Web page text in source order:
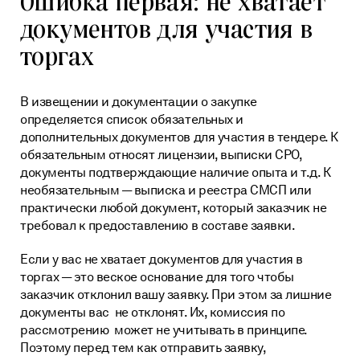
Контакты
Реквизиты АО «ЦРЭТ»
документов для участия в
торгах
В извещении и документации о закупке
определяется список обязательных и
дополнительных документов для участия в тендере. К
обязательным относят лицензии, выписки СРО,
документы подтверждающие наличие опыта и т.д. К
необязательным — выписка и реестра СМСП или
практически любой документ, который заказчик не
требовал к предоставлению в составе заявки.
Если у вас не хватает документов для участия в
торгах — это веское основание для того чтобы
заказчик отклонил вашу заявку. При этом за лишние
документы вас не отклонят. Их, комиссия по
рассмотрению может не учитывать в принципе.
Поэтому перед тем как отправить заявку,